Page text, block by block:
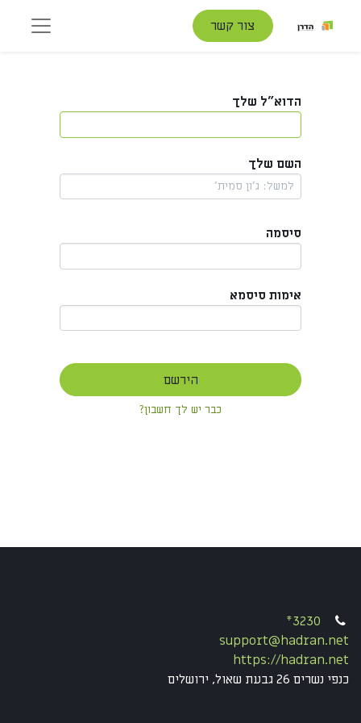
צור קשר
הדוא"ל שלך
השם שלך
סיסמה
אימות סיסמא
הירשם
כבר יש לך חשבון?
*3230
support@hadran.net
https://hadran.net
כנפי נשרים 26 גבעת שאול, ירושלים